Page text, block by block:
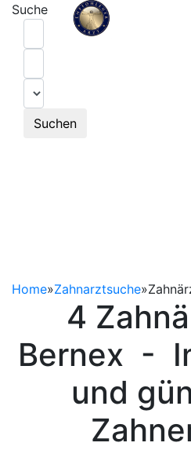
Suche
Suchen
Home»Zahnarztsuche»
4
Bernex -
und